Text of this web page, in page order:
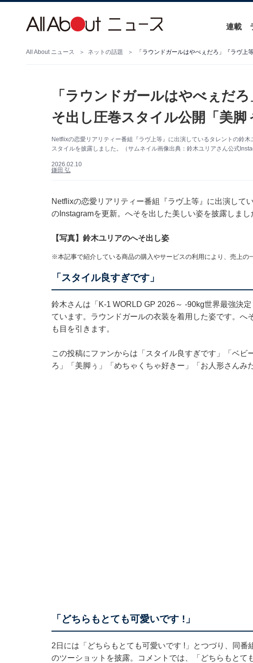
連載
All About ニュース ネットの話題
「ラウンドガールはやべぇだ
そ出し圧巻スタイル公開「美脚
Netflixの恋愛リアリティー番組『ラヴ上等』に出演しているタレントの鈴
スタイルを披露しました。（サムネイル画像出典：鈴木ユリアさん公式
2026.02.10
鎌田 弘
Netflixの恋愛リアリティー番組『ラヴ上等』に出演して
のInstagramを更新。へそを出した美しい姿を披露しまし
【写真】鈴木ユリアのへそ出し姿
※本記事で紹介している商品の購入やサービスの利用により、売上の
「スタイル良すぎです」
鈴木さんは「K-1 WORLD GP 2026～ -90kg世界最強決
ています。ラウンドガールの衣装を着用した姿です。へ
も目を引きます。
この投稿にファンからは「スタイル良すぎです」「ベ
ろ」「美脚ぅ」「めちゃくちゃ好きー」「お人形さんみ
「どちらもとても可愛いです !」
2日には「どちらもとても可愛いです !」とつづり、同番
のツーショットを披露。コメントでは、「どちらもとて